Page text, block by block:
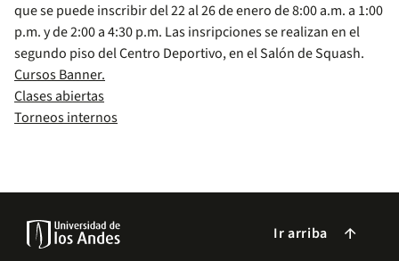
que se puede inscribir del 22 al 26 de enero de 8:00 a.m. a 1:00
p.m. y de 2:00 a 4:30 p.m. Las insripciones se realizan en el
segundo piso del Centro Deportivo, en el Salón de Squash.
Cursos Banner.
Clases abiertas
Torneos internos
Ir arriba arrow_forward